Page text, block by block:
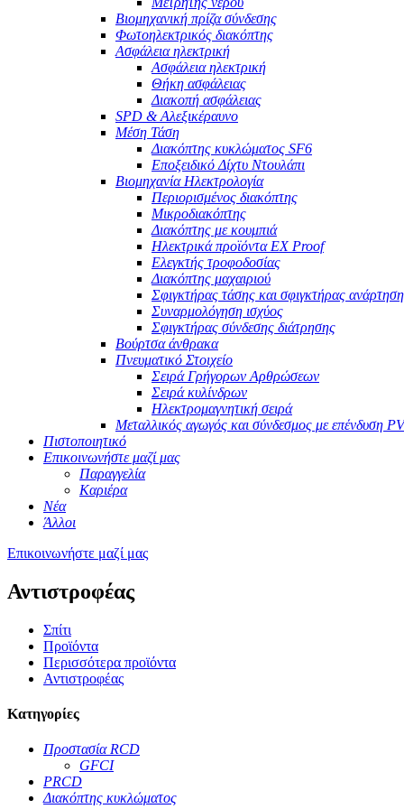
Βιομηχανική πρίζα σύνδεσης
Φωτοηλεκτρικός διακόπτης
Ασφάλεια ηλεκτρική
Ασφάλεια ηλεκτρική
Θήκη ασφάλειας
Διακοπή ασφάλειας
SPD & Αλεξικέραυνο
Μέση Τάση
Διακόπτης κυκλώματος SF6
Εποξειδικό Δίχτυ Ντουλάπι
Βιομηχανία Ηλεκτρολογία
Περιορισμένος διακόπτης
Μικροδιακόπτης
Διακόπτης με κουμπιά
Ηλεκτρικά προϊόντα EX Proof
Ελεγκτής τροφοδοσίας
Διακόπτης μαχαιριού
Σφιγκτήρας τάσης και σφιγκτήρας
Συναρμολόγηση ισχύος
Σφιγκτήρας σύνδεσης διάτρησης
Βούρτσα άνθρακα
Πνευματικό Στοιχείο
Σειρά Γρήγορων Αρθρώσεων
Σειρά κυλίνδρων
Ηλεκτρομαγνητική σειρά
Μεταλλικός αγωγός και σύνδεσμος με επένδυση
Πιστοποιητικό
Επικοινωνήστε μαζί μας
Παραγγελία
Καριέρα
Νέα
Άλλοι
Επικοινωνήστε μαζί μας
Αντιστροφέας
Σπίτι
Προϊόντα
Περισσότερα προϊόντα
Αντιστροφέας
Κατηγορίες
Προστασία RCD
GFCI
PRCD
Διακόπτης κυκλώματος